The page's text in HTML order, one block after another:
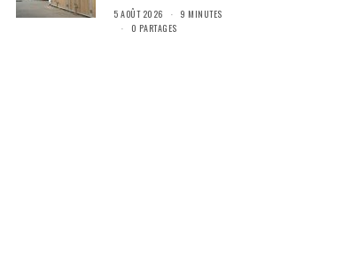
5 AOÛT 2026
9 MINUTES
0 PARTAGES